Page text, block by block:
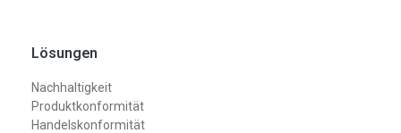
Lösungen
Nachhaltigkeit
Produktkonformität
Handelskonformität